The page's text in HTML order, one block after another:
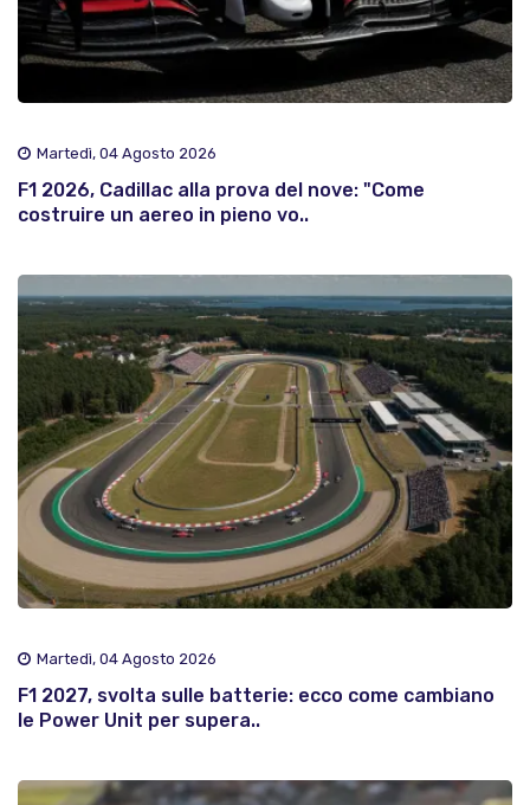
Martedì, 04 Agosto 2026
F1 2026, Cadillac alla prova del nove: "Come
costruire un aereo in pieno vo..
Martedì, 04 Agosto 2026
F1 2027, svolta sulle batterie: ecco come cambiano
le Power Unit per supera..